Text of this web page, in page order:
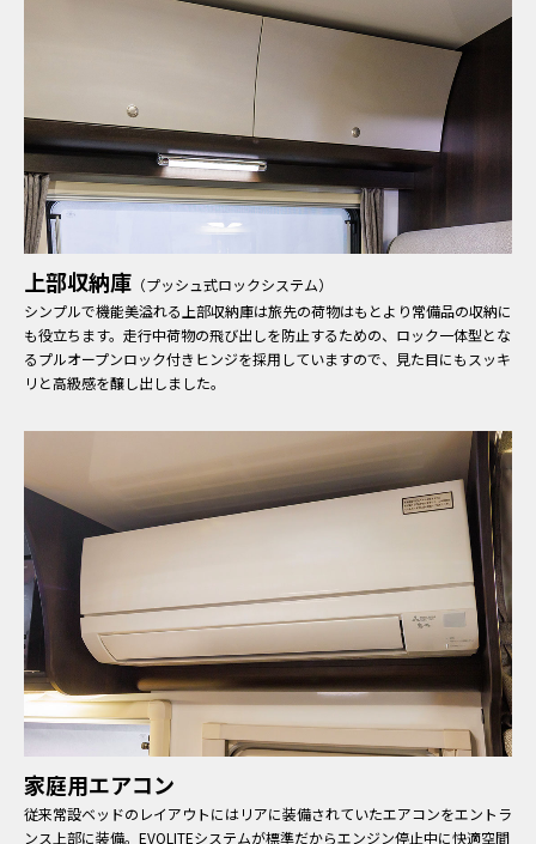
上部収納庫 （プッシュ式ロックシステム）
シンプルで機能美溢れる上部収納庫は旅先の荷物はもとより常備品の収納に
も役立ちます。走行中荷物の飛び出しを防止するための、ロック一体型とな
るプルオープンロック付きヒンジを採用していますので、見た目にもスッキ
リと高級感を醸し出しました。
家庭用エアコン
従来常設ベッドのレイアウトにはリアに装備されていたエアコンをエントラ
ンス上部に装備。EVOLITEシステムが標準だからエンジン停止中に快適空間